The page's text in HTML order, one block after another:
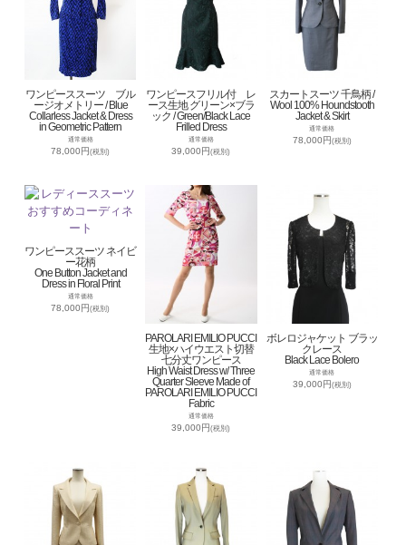
ワンピーススーツ ブル
ージオメトリー / Blue
Collarless Jacket & Dress
in Geometric Pattern
通常価格
78,000円(税別)
ワンピースフリル付 レ
ース生地 グリーン×ブラ
ック / Green/Black Lace
Frilled Dress
通常価格
39,000円(税別)
スカートスーツ 千鳥柄 /
Wool 100% Houndstooth
Jacket & Skirt
通常価格
78,000円(税別)
ワンピーススーツ ネイビ
ー花柄
One Button Jacket and
Dress in Floral Print
通常価格
78,000円(税別)
PAROLARI EMILIO PUCCI
生地×ハイウエスト切替
七分丈ワンピース
High Waist Dress w/ Three
Quarter Sleeve Made of
PAROLARI EMILIO PUCCI
Fabric
通常価格
39,000円(税別)
ボレロジャケット ブラッ
クレース
Black Lace Bolero
通常価格
39,000円(税別)